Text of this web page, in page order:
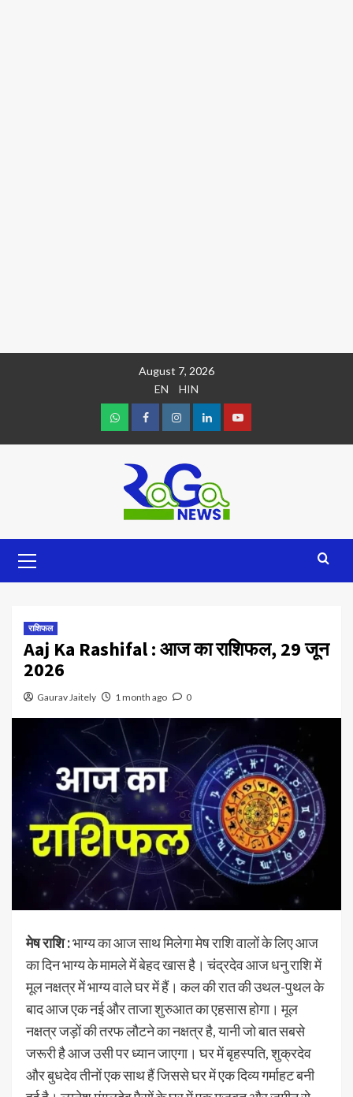
August 7, 2026
EN
HIN
राशिफल
Aaj Ka Rashifal : आज का राशिफल, 29 जून
2026
Gaurav Jaitely 1 month ago 0
मेष राशि :भाग्य का आज साथ मिलेगा मेष राशि वालों के लिए आज
का दिन भाग्य के मामले में बेहद खास है। चंद्रदेव आज धनु राशि में
मूल नक्षत्र में भाग्य वाले घर में हैं। कल की रात की उथल-पुथल के
बाद आज एक नई और ताजा शुरुआत का एहसास होगा। मूल
नक्षत्र जड़ों की तरफ लौटने का नक्षत्र है, यानी जो बात सबसे
जरूरी है आज उसी पर ध्यान जाएगा। घर में बृहस्पति, शुक्रदेव
और बुधदेव तीनों एक साथ हैं जिससे घर में एक दिव्य गर्माहट बनी